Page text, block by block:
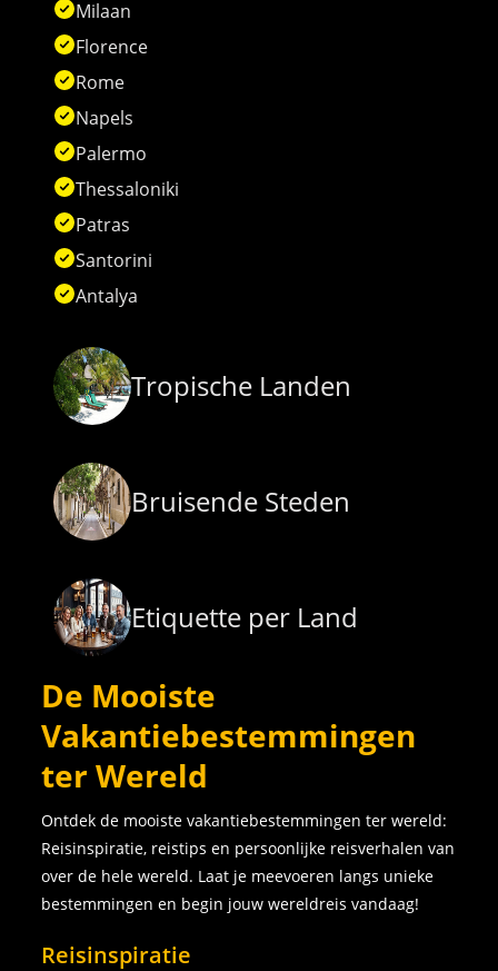
Milaan
Florence
Rome
Napels
Palermo
Thessaloniki
Patras
Santorini
Antalya
Tropische Landen
Bruisende Steden
Etiquette per Land
De Mooiste
Vakantiebestemmingen
ter Wereld
Ontdek de mooiste vakantiebestemmingen ter wereld:
Reisinspiratie, reistips en persoonlijke reisverhalen van
over de hele wereld. Laat je meevoeren langs unieke
bestemmingen en begin jouw wereldreis vandaag!
Reisinspiratie